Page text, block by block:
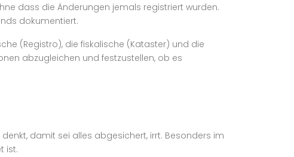
dass die Änderungen jemals registriert wurden.
dokumentiert.
(Registro), die fiskalische (Kataster) und die
abzugleichen und festzustellen, ob es
damit sei alles abgesichert, irrt. Besonders im
ist.